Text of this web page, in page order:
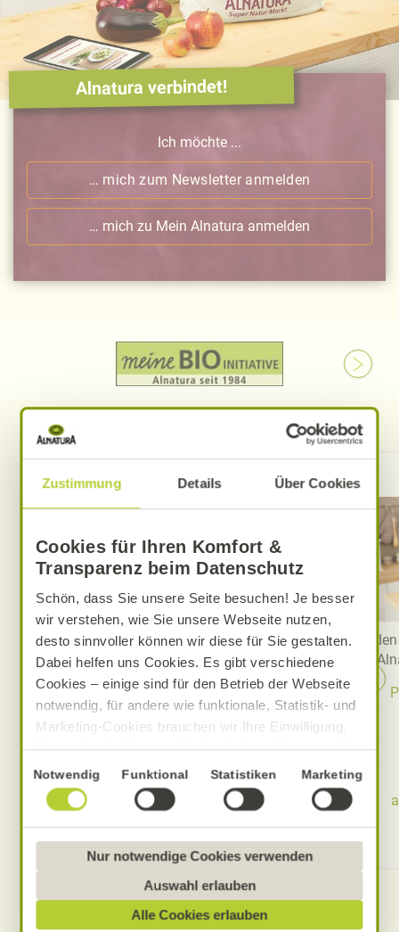
Zustimmung Details Über Cookies
Cookies für Ihren Komfort &
Transparenz beim Datenschutz
Schön, dass Sie unsere Seite besuchen! Je besser
wir verstehen, wie Sie unsere Webseite nutzen,
desto sinnvoller können wir diese für Sie gestalten.
Dabei helfen uns Cookies. Es gibt verschiedene
Cookies – einige sind für den Betrieb der Webseite
notwendig, für andere wie funktionale, Statistik- und
Marketing-Cookies brauchen wir Ihre Einwilligung.
Das optimale Nutzererlebnis erhalten Sie, wenn Sie
„Alle Cookies erlauben“ anklicken. Ihre Einwilligung
umfasst in diesem Fall auch den Einsatz von
Dienstleistern in Drittländern, die kein mit der EU
Sofern personenbezogene Daten dorthin übermittelt
werden, besteht das Risiko, dass diese erfasst und
analysiert werden und Betroffenenrechte nicht
durchgesetzt werden könnten. Sie können jederzeit
Einwilligungsauswahl
Notwendig Funktional Statistiken Marketing
Alle Cookies erlauben
Auswahl erlauben
Nur notwendige Cookies verwenden
Alnatura verbindet!
Ich möchte ...
… mich zum Newsletter anmelden
… mich zu Mein Alnatura anmelden
Kontakt
Bei Fragen und Anregungen
erreichen Sie uns über das
Kontaktformular.
Kontaktformular
Melden Sie sich zum
Newsletter an